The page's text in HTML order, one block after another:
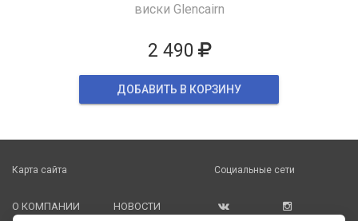
виски Glencairn
2 490
ДОБАВИТЬ В КОРЗИНУ
Карта сайта
О КОМПАНИИ НОВОСТИ
Социальные сети